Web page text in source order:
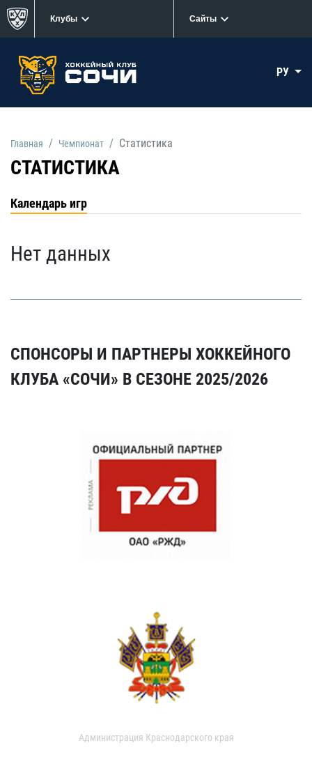
Клубы Сайты
РУ
Главная Чемпионат Статистика
СТАТИСТИКА
Календарь игр
Нет данных
СПОНСОРЫ И ПАРТНЕРЫ ХОККЕЙНОГО
КЛУБА «СОЧИ» В СЕЗОНЕ 2025/2026
Администрация Краснодарского края